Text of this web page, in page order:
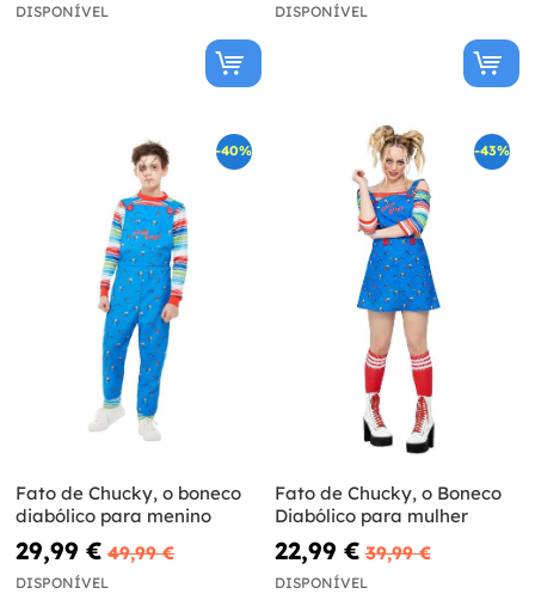
DISPONÍVEL DISPONÍVEL
-40%
Fato de Chucky, o boneco
diabólico para menino
29,99 € 49,99 €
DISPONÍVEL
-43%
Fato de Chucky, o Boneco
Diabólico para mulher
22,99 € 39,99 €
DISPONÍVEL